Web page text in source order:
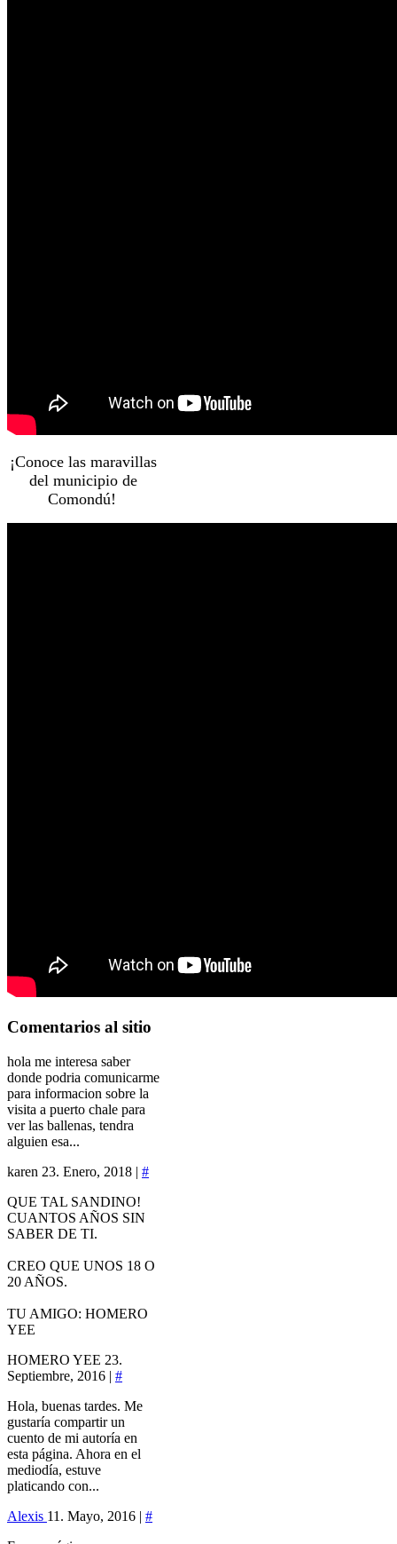
¡Conoce las maravillas
del municipio de
Comondú!
Comentarios al sitio
hola me interesa saber
donde podria comunicarme
para informacion sobre la
visita a puerto chale para
ver las ballenas, tendra
alguien esa...
karen 23. Enero, 2018 | #
QUE TAL SANDINO!
CUANTOS AÑOS SIN
SABER DE TI.
CREO QUE UNOS 18 O
20 AÑOS.
TU AMIGO: HOMERO
YEE
HOMERO YEE 23.
Septiembre, 2016 | #
Hola, buenas tardes. Me
gustaría compartir un
cuento de mi autoría en
esta página. Ahora en el
mediodía, estuve
platicando con...
Alexis 11. Mayo, 2016 | #